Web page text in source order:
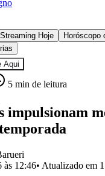
Para notícias da sua região
Streaming Hoje
Horóscopo
Aqui
5 min de leitura
impulsionam
às 12:46• Atualizado em